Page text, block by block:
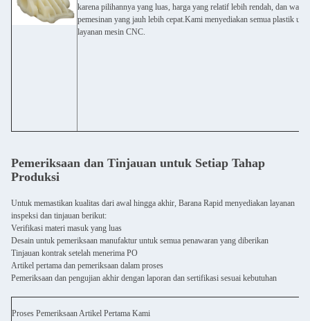
karena pilihannya yang luas, harga yang relatif lebih rendah, dan waktu
pemesinan yang jauh lebih cepat.Kami menyediakan semua plastik
layanan mesin CNC.
Pemeriksaan dan Tinjauan untuk Setiap Tahap
Produksi
Untuk memastikan kualitas dari awal hingga akhir, Barana Rapid menyediakan layanan
inspeksi dan tinjauan berikut:
Verifikasi materi masuk yang luas
Desain untuk pemeriksaan manufaktur untuk semua penawaran yang diberikan
Tinjauan kontrak setelah menerima PO
Artikel pertama dan pemeriksaan dalam proses
Pemeriksaan dan pengujian akhir dengan laporan dan sertifikasi sesuai kebutuhan
Proses Pemeriksaan Artikel Pertama Kami